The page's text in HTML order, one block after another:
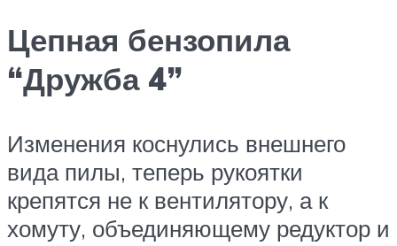
Цепная бензопила
“Дружба 4”
Изменения коснулись внешнего
вида пилы, теперь рукоятки
крепятся не к вентилятору, а к
хомуту, объединяющему редуктор и